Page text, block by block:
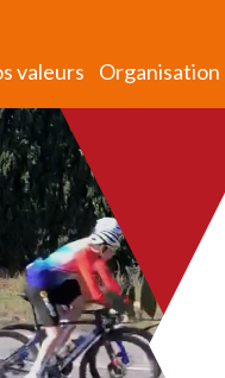
valeurs Organisation